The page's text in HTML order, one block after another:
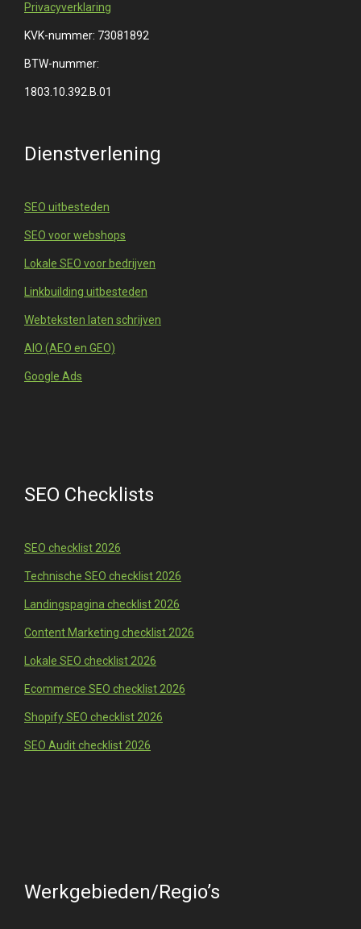
Privacyverklaring
KVK-nummer: 73081892
BTW-nummer:
1803.10.392.B.01
Dienstverlening
SEO uitbesteden
SEO voor webshops
Lokale SEO voor bedrijven
Linkbuilding uitbesteden
Webteksten laten schrijven
AIO (AEO en GEO)
Google Ads
SEO Checklists
SEO checklist 2026
Technische SEO checklist 2026
Landingspagina checklist 2026
Content Marketing checklist 2026
Lokale SEO checklist 2026
Ecommerce SEO checklist 2026
Shopify SEO checklist 2026
SEO Audit checklist 2026
Werkgebieden/Regio’s